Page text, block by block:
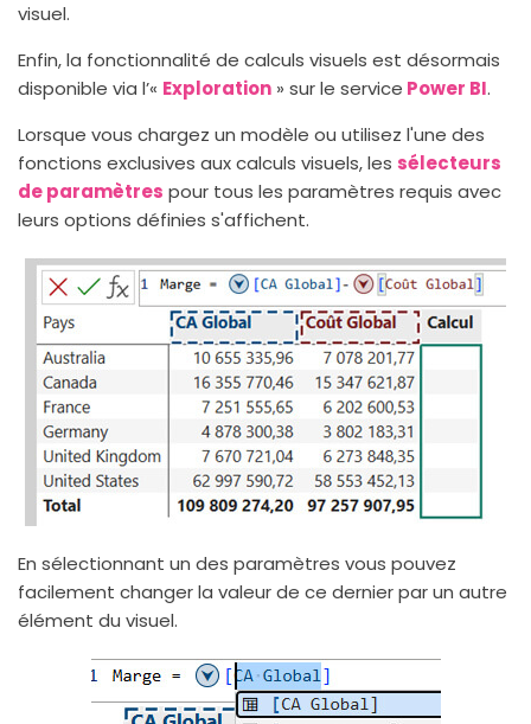
visuel.
Enfin, la fonctionnalité de calculs visuels est désormais
disponible via l’« Exploration » sur le service Power BI.
Lorsque vous chargez un modèle ou utilisez l'une des
fonctions exclusives aux calculs visuels, les sélecteurs
de paramètres pour tous les paramètres requis avec
leurs options définies s'affichent.
En sélectionnant un des paramètres vous pouvez
facilement changer la valeur de ce dernier par un autre
élément du visuel.